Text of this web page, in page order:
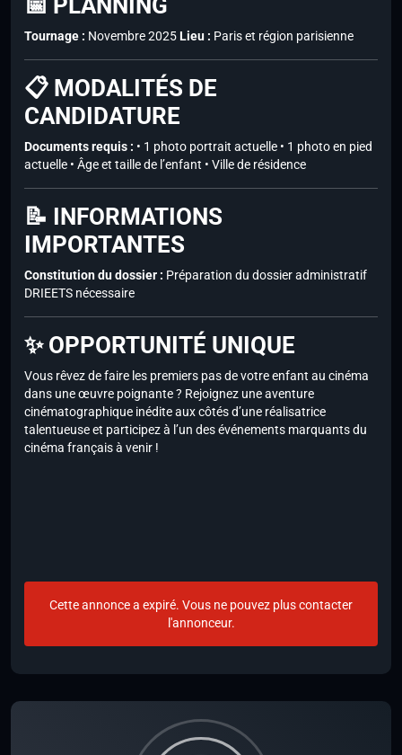
📅 PLANNING
Tournage : Novembre 2025Lieu : Paris et région parisienne
📋 MODALITÉS DE
CANDIDATURE
Documents requis : • 1 photo portrait actuelle • 1 photo en pied
actuelle • Âge et taille de l’enfant • Ville de résidence
📝 INFORMATIONS
IMPORTANTES
Constitution du dossier : Préparation du dossier administratif
DRIEETS nécessaire
✨ OPPORTUNITÉ UNIQUE
Vous rêvez de faire les premiers pas de votre enfant au cinéma
dans une œuvre poignante ? Rejoignez une aventure
cinématographique inédite aux côtés d’une réalisatrice
talentueuse et participez à l’un des événements marquants du
cinéma français à venir !
Cette annonce a expiré. Vous ne pouvez plus contacter
l'annonceur.